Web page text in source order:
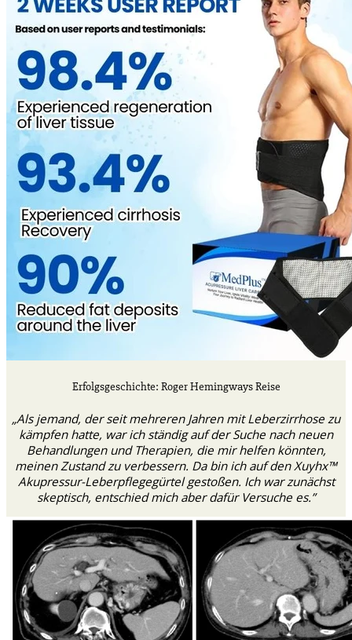
Erfolgsgeschichte: Roger Hemingways Reise
„Als jemand, der seit mehreren Jahren mit Leberzirrhose zu
kämpfen hatte, war ich ständig auf der Suche nach neuen
Behandlungen und Therapien, die mir helfen könnten,
meinen Zustand zu verbessern. Da bin ich auf den Xuyhx™
Akupressur-Leberpflegegürtel gestoßen. Ich war zunächst
skeptisch, entschied mich aber dafür Versuche es.”